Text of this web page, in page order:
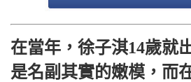
在當年，徐子淇14歲就
是名副其實的嫩模，而